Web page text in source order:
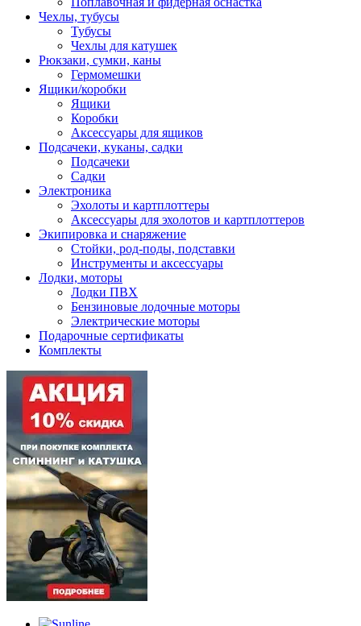
Чехлы, тубусы
Тубусы
Чехлы для катушек
Рюкзаки, сумки, каны
Гермомешки
Ящики/коробки
Ящики
Коробки
Аксессуары для ящиков
Подсачеки, куканы, садки
Подсачеки
Садки
Электроника
Эхолоты и картплоттеры
Аксессуары для эхолотов и картплоттеров
Экипировка и снаряжение
Стойки, род-поды, подставки
Инструменты и аксессуары
Лодки, моторы
Лодки ПВХ
Бензиновые лодочные моторы
Электрические моторы
Подарочные сертификаты
Комплекты